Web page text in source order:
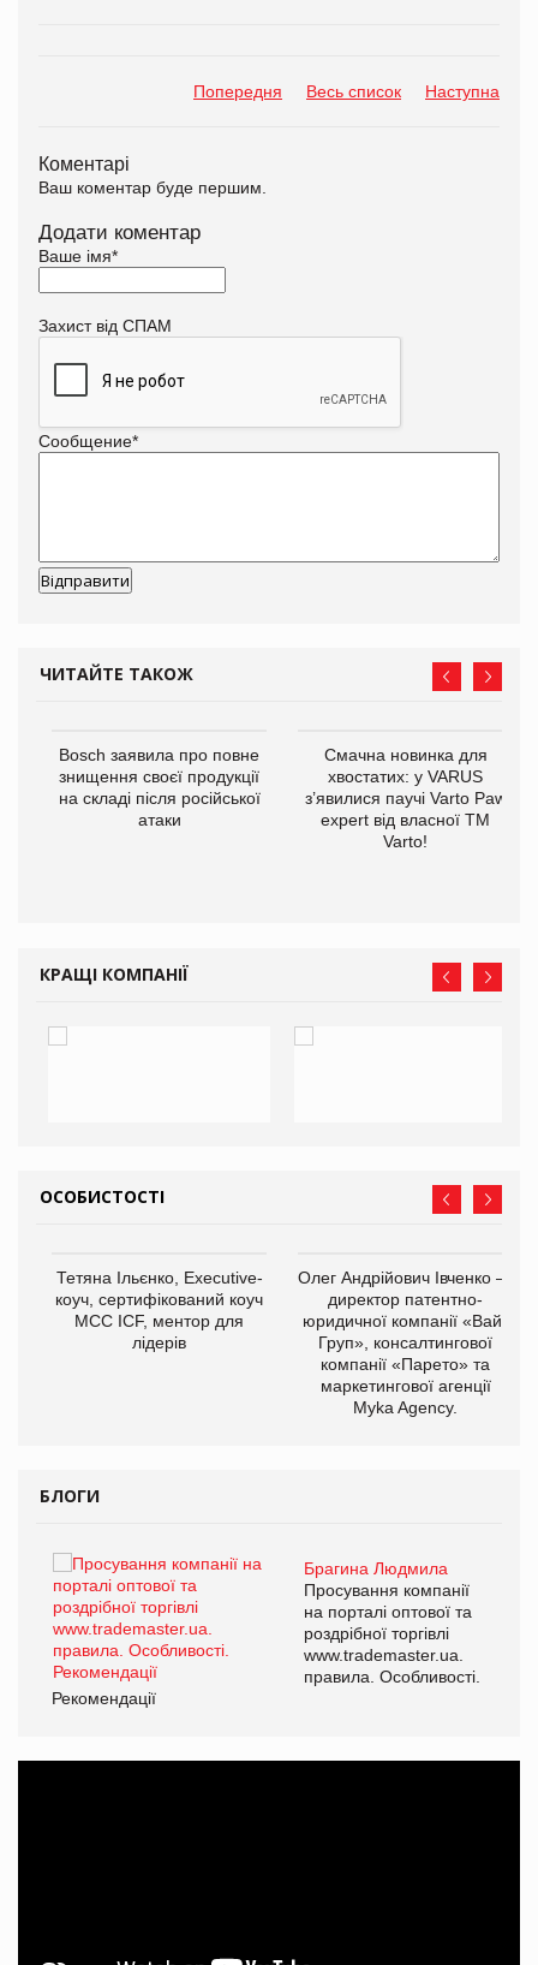
Попередня Весь список Наступна
Коментарі
Ваш коментар буде першим.
Додати коментар
Ваше імя*
Захист від СПАМ
Сообщение*
ЧИТАЙТЕ ТАКОЖ
Bosch заявила про повне
знищення своєї продукції
на складі після російської
атаки
Смачна новинка для
хвостатих: у VARUS
з’явилися паучі Varto Paw
expert від власної ТМ
Varto!
КРАЩІ КОМПАНІЇ
ОСОБИСТОСТІ
Тетяна Ільєнко, Executive-
коуч, сертифікований коуч
МСС ICF, ментор для
лідерів
Олег Андрійович Івченко —
директор патентно-
юридичної компанії «Вайз
Груп», консалтингової
компанії «Парето» та
маркетингової агенції
Myka Agency.
БЛОГИ
Брагина Людмила
Просування компанії
на порталі оптової та
роздрібної торгівлі
www.trademaster.ua.
правила. Особливості.
Рекомендації